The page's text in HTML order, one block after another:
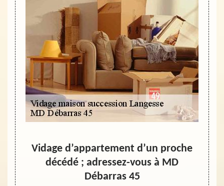
aux
Le
Vidage d’appartement d’un proche
décédé ; adressez-vous à MD
Débarras 45
Le
de